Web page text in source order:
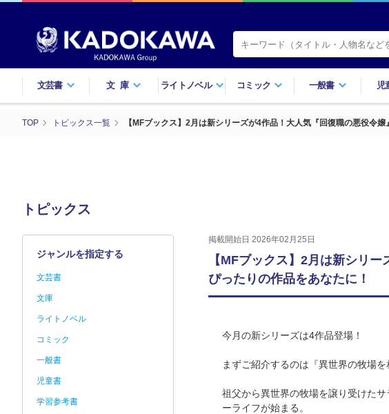
文芸書 文庫 ライトノベル コミック 一般書 児
TOP トピックス一覧 【MFブックス】2月は新シリーズが4作品！大人気『回復職の悪役令
トピックス
掲載開始日 2026年02月25日
【MFブックス】2月は新シリ
ぴったりの作品をあなたに！
今月の新シリーズは4作品登場！
まずご紹介するのは『異世界の牧場
祖父から異世界の牧場を譲り受けた
ーライフが始まる。
ジャンルを指定する
文芸書
文庫
ライトノベル
コミック
一般書
児童書
学習参考書